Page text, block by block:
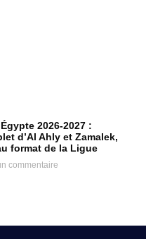
2026-2027 :
d’Al Ahly et Zamalek,
format de la Ligue
commentaire